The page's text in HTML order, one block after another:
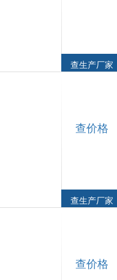
查生产厂家
查价格
查生产厂家
查价格